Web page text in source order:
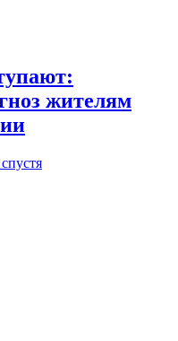
жителям